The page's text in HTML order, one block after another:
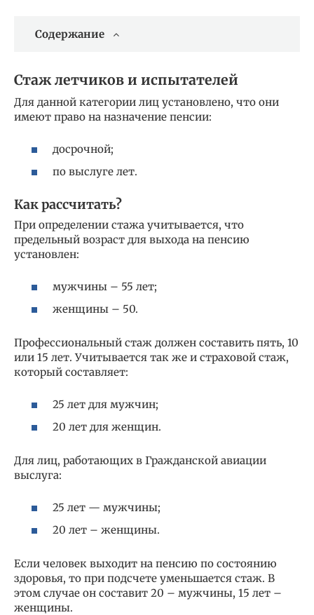
Содержание
Стаж летчиков и испытателей
Для данной категории лиц установлено, что они
имеют право на назначение пенсии:
досрочной;
по выслуге лет.
Как рассчитать?
При определении стажа учитывается, что
предельный возраст для выхода на пенсию
установлен:
мужчины – 55 лет;
женщины – 50.
Профессиональный стаж должен составить пять, 10
или 15 лет. Учитывается так же и страховой стаж,
который составляет:
25 лет для мужчин;
20 лет для женщин.
Для лиц, работающих в Гражданской авиации
выслуга:
25 лет — мужчины;
20 лет – женщины.
Если человек выходит на пенсию по состоянию
здоровья, то при подсчете уменьшается стаж. В
этом случае он составит 20 – мужчины, 15 лет –
женщины.